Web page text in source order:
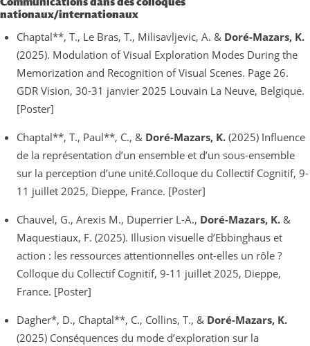
nationaux/internationaux
Chaptal**, T., Le Bras, T., Milisavljevic, A. &Doré-Mazars, K.
(2025). Modulation of Visual Exploration Modes During the
Memorization and Recognition of Visual Scenes. Page 26.
GDR Vision, 30-31 janvier 2025 Louvain La Neuve, Belgique.
[Poster]
Chaptal**, T., Paul**, C., & Doré-Mazars, K. (2025) Influence
de la représentation d’un ensemble et d’un sous-ensemble
sur la perception d’une unité.Colloque du Collectif Cognitif, 9-
11 juillet 2025, Dieppe, France. [Poster]
Chauvel, G., Arexis M., Duperrier L-A., Doré-Mazars, K.&
Maquestiaux, F. (2025). Illusion visuelle d’Ebbinghaus et
action : les ressources attentionnelles ont-elles un rôle ?
Colloque du Collectif Cognitif, 9-11 juillet 2025, Dieppe,
France. [Poster]
Dagher*, D., Chaptal**, C., Collins, T., & Doré-Mazars, K.
(2025) Conséquences du mode d’exploration sur la